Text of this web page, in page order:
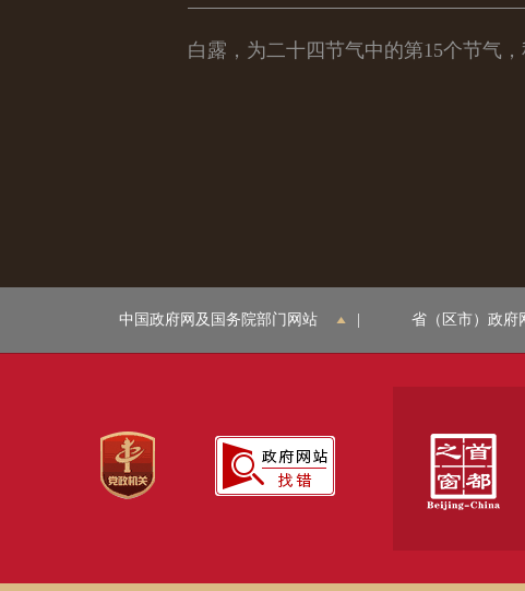
白露，为二十四节气中的第15个节气
中国政府网及国务院部门网站 省（区市）政府